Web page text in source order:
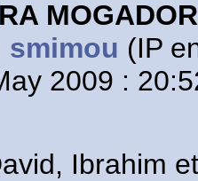
MOGADOR
smimou (IP
2009 :
Ibrahim